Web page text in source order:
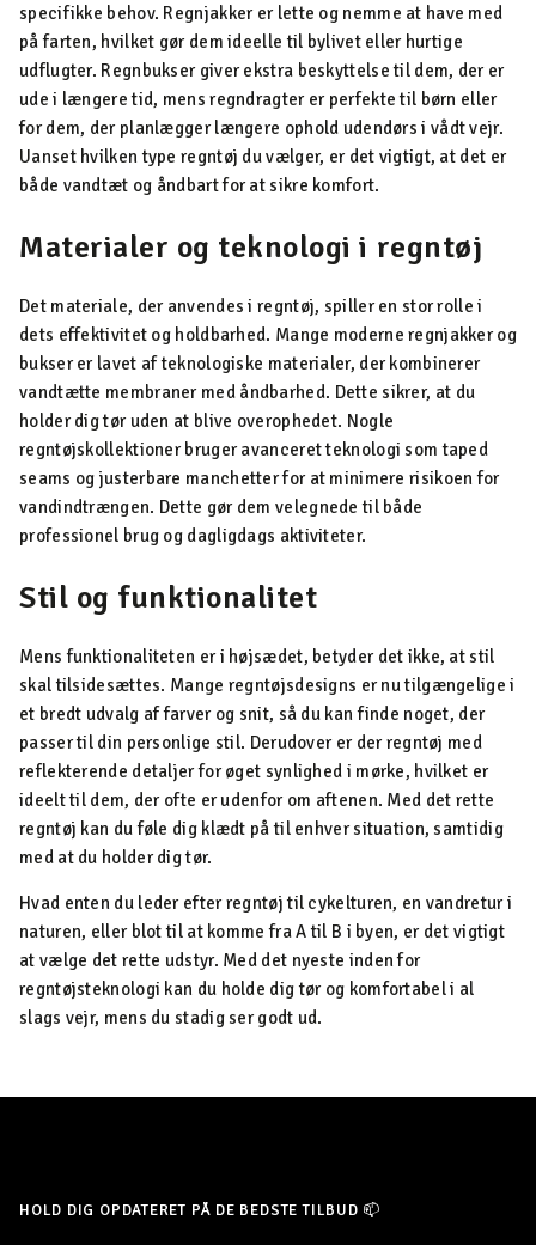
specifikke behov. Regnjakker er lette og nemme at have med
på farten, hvilket gør dem ideelle til bylivet eller hurtige
udflugter. Regnbukser giver ekstra beskyttelse til dem, der er
ude i længere tid, mens regndragter er perfekte til børn eller
for dem, der planlægger længere ophold udendørs i vådt vejr.
Uanset hvilken type regntøj du vælger, er det vigtigt, at det er
både vandtæt og åndbart for at sikre komfort.
Materialer og teknologi i regntøj
Det materiale, der anvendes i regntøj, spiller en stor rolle i
dets effektivitet og holdbarhed. Mange moderne regnjakker og
bukser er lavet af teknologiske materialer, der kombinerer
vandtætte membraner med åndbarhed. Dette sikrer, at du
holder dig tør uden at blive overophedet. Nogle
regntøjskollektioner bruger avanceret teknologi som taped
seams og justerbare manchetter for at minimere risikoen for
vandindtrængen. Dette gør dem velegnede til både
professionel brug og dagligdags aktiviteter.
Stil og funktionalitet
Mens funktionaliteten er i højsædet, betyder det ikke, at stil
skal tilsidesættes. Mange regntøjsdesigns er nu tilgængelige i
et bredt udvalg af farver og snit, så du kan finde noget, der
passer til din personlige stil. Derudover er der regntøj med
reflekterende detaljer for øget synlighed i mørke, hvilket er
ideelt til dem, der ofte er udenfor om aftenen. Med det rette
regntøj kan du føle dig klædt på til enhver situation, samtidig
med at du holder dig tør.
Hvad enten du leder efter regntøj til cykelturen, en vandretur i
naturen, eller blot til at komme fra A til B i byen, er det vigtigt
at vælge det rette udstyr. Med det nyeste inden for
regntøjsteknologi kan du holde dig tør og komfortabel i al
slags vejr, mens du stadig ser godt ud.
HOLD DIG OPDATERET PÅ DE BEDSTE TILBUD 📫